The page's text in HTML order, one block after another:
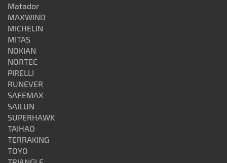
Matador
MAXWIND
MICHELIN
MITAS
NOKIAN
NORTEC
PIRELLI
RUNEVER
SAFEMAX
SAILUN
SUPERHAWK
TAIHAO
TERRAKING
TOYO